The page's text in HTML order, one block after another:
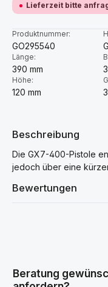
Lieferzeit bitte
Produktnummer:
GO295540
Länge:
390 mm
Höhe:
120 mm
Beschreibung
Die GX7-400-Pistole
jedoch über eine
Bewertungen
Beratung